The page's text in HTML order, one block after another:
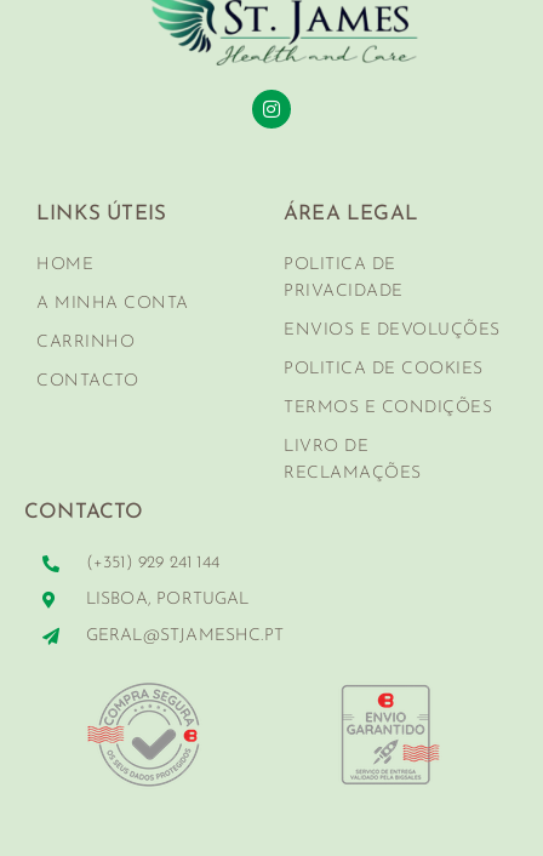
LINKS ÚTEIS
HOME
A MINHA CONTA
CARRINHO
CONTACTO
ÁREA LEGAL
POLITICA DE
PRIVACIDADE
ENVIOS E DEVOLUÇÕES
POLITICA DE COOKIES
TERMOS E CONDIÇÕES
LIVRO DE
RECLAMAÇÕES
CONTACTO
(+351) 929 241 144
LISBOA, PORTUGAL
GERAL@STJAMESHC.PT